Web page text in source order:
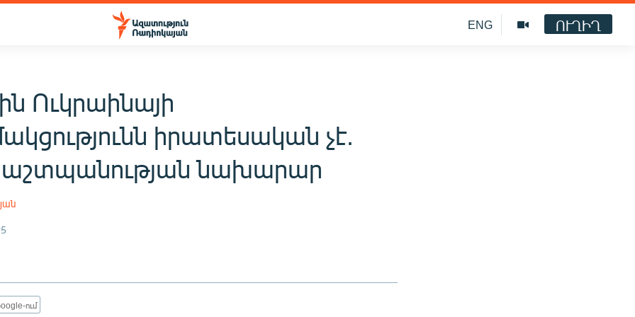
ENG ՈՒՂԻՂ
Ուկրաինայի
իրատեսական չէ.
նախարար
ում